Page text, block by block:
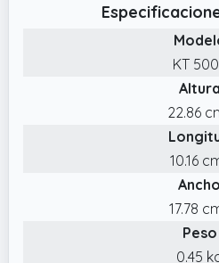
manejarla con seguridad
✔️ Visor de nivel de agua
todo momento la
contiene el aparato
✔️ Resistencia sumergida
KT
Altura
22.86
10.16
Ancho
17.78
Peso
0.45